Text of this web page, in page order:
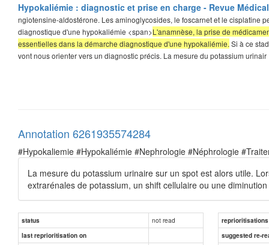
Hypokaliémie : diagnostic et prise en charge - Revue
ngiotensine-aldostérone. Les aminoglycosides, le foscarnet et le cisplatine
diagnostique d'une hypokaliémie <span>L'anamnèse, la prise de
essentielles dans la démarche diagnostique d'une hypokaliémie. Si à ce
vont nous orienter vers un diagnostic précis. La mesure du potassium urinair
Annotation 6261935574284
#Hypokaliemie #Hypokaliémie #Nephrologie #Néphrologie
La mesure du potassium urinaire sur un spot est alors utile.
extrarénales de potassium, un shift cellulaire ou une
status not read
reprioritisations
last reprioritisation on
suggested re-